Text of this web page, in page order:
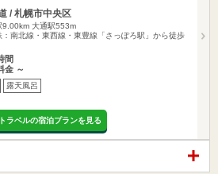
/ 札幌市中央区
9.00km 大通駅553m
：南北線・東西線・東豊線「さっぽろ駅」から徒歩
間
金 ～
露天風呂
ラベルの宿泊プランを見る